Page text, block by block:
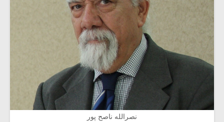
نصرالله ناصح پور